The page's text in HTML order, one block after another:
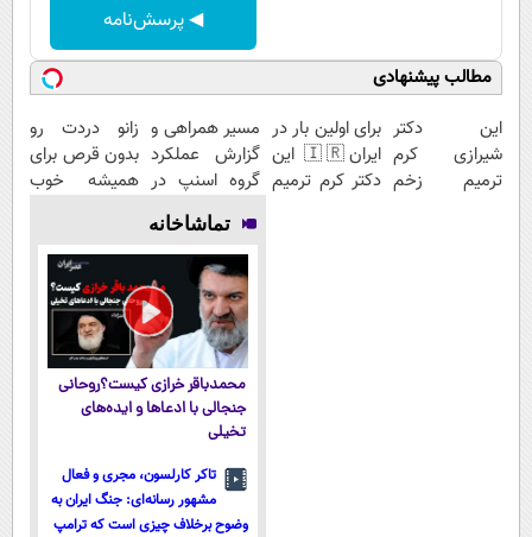
◀ پرسش‌نامه
مطالب پیشنهادی
این دکتر
شیرازی کرم
ترمیم زخم
برای اولین بار در
ایران🇮🇷 این
دکتر کرم ترمیم
مسیر همراهی و
گزارش عملکرد
گروه اسنپ در
زانو دردت رو
بدون قرص برای
همیشه خوب
تماشاخانه
محمدباقر خرازی کیست؟روحانی
جنجالی با ادعاها و ایده‌های
تخیلی
تاکر کارلسون، مجری و فعال
مشهور رسانه‌ای: جنگ ایران به
وضوح برخلاف چیزی است که ترامپ